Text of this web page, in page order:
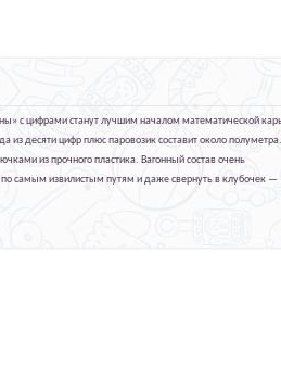
с цифрами станут лучшим началом математической
из десяти цифр плюс паровозик составит около полуметра.
из прочного пластика. Вагонный состав очень
самым извилистым путям и даже свернуть в клубочек —